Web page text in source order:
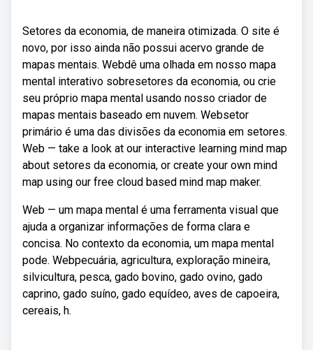
Setores da economia, de maneira otimizada. O site é
novo, por isso ainda não possui acervo grande de
mapas mentais. Webdê uma olhada em nosso mapa
mental interativo sobresetores da economia, ou crie
seu próprio mapa mental usando nosso criador de
mapas mentais baseado em nuvem. Websetor
primário é uma das divisões da economia em setores.
Web — take a look at our interactive learning mind map
about setores da economia, or create your own mind
map using our free cloud based mind map maker.
Web — um mapa mental é uma ferramenta visual que
ajuda a organizar informações de forma clara e
concisa. No contexto da economia, um mapa mental
pode. Webpecuária, agricultura, exploração mineira,
silvicultura, pesca, gado bovino, gado ovino, gado
caprino, gado suíno, gado equídeo, aves de capoeira,
cereais, h.